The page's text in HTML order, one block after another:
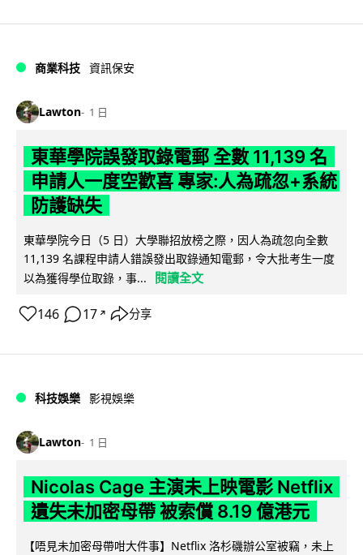
商業科技 資訊保安
Lawton 1 日
東華學院誤發取錄電郵 全數 11,139 名
申請人一度空歡喜 專家:人為疏忽+系統
防護缺失
東華學院今日（5 日）大學聯招放榜之際，因人為疏忽向全數
11,139 名課程申請人錯誤發出取錄通知電郵，令大批考生一度
以為獲得學位取錄，事...
閱讀全文
146 17 ↗ 分享
科技娛樂 影視娛樂
Lawton 1 日
Nicolas Cage 主演未上映電影 Netflix
遺失未加密母帶 被索償 8.19 億港元
【唔見未加密母帶咁大件事】Netflix 洛杉磯辦公室被竊，未上